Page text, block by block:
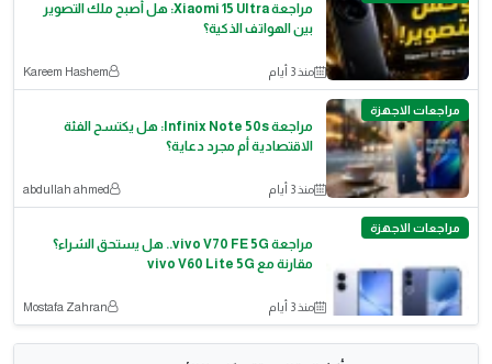
مراجعة Xiaomi 15 Ultra: هل أصبح ملك التصوير
بين الهواتف الذكية؟
منذ 3 أيام Kareem Hashem
مراجعات الاجهزة
مراجعة Infinix Note 50s: هل يكتسح الفئة
الاقتصادية أم مجرد دعاية؟
منذ 3 أيام abdullah ahmed
مراجعات الاجهزة
مراجعة vivo V70 FE 5G.. هل يستحق الشراء؟
مقارنة مع vivo V60 Lite 5G
منذ 3 أيام Mostafa Zahran